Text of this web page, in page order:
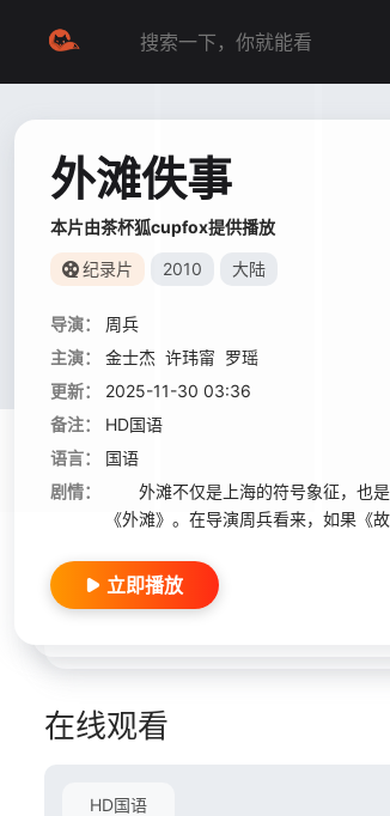
外滩佚事
本片由茶杯狐cupfox提供播放
纪录片 2010 大陆
导演：
周兵
主演：
金士杰 许玮甯 罗瑶
更新：
2025-11-30 03:36
备注：
HD国语
语言：
国语
剧情：
外滩不仅是上海的符号象征，也是
《外滩》。在导演周兵看来，如果《
立即播放
在线观看
HD国语